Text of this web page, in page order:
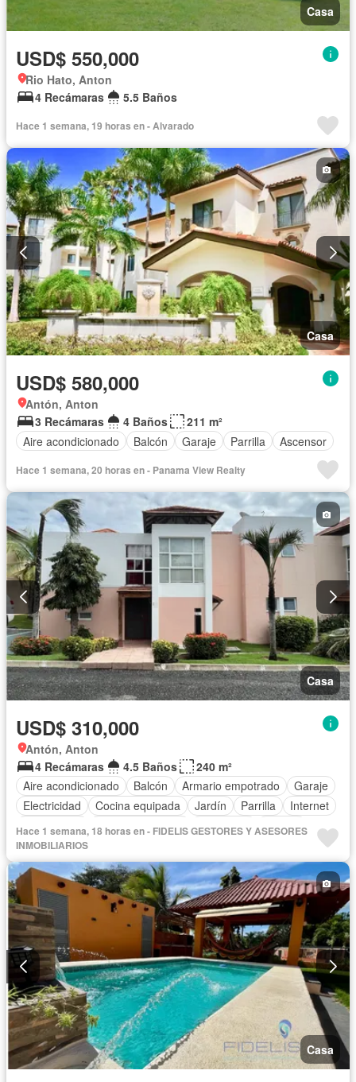
Casa
USD$ 550,000
Rio Hato, Anton
4 Recámaras
5.5 Baños
Hace 1 semana, 19 horas en - Alvarado
Casa
USD$ 580,000
Antón, Anton
3 Recámaras
4 Baños
211 m²
Aire acondicionado
Balcón Garaje Parrilla Ascensor
Hace 1 semana, 20 horas en - Panama View Realty
Casa
USD$ 310,000
Antón, Anton
4 Recámaras
4.5 Baños
240 m²
Aire acondicionado
Balcón Armario empotrado
Garaje
Electricidad
Cocina equipada Jardín Parrilla
Internet
Gas natural
Vista panorámica Seguridad
Piscina
Agua
Patio
Hace 1 semana, 18 horas en - FIDELIS GESTORES Y ASESORES
INMOBILIARIOS
Casa